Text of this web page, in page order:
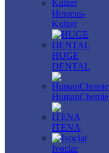
Heraeus-
Kulzer
HUGE
DENTAL
HumanChemie
ITENA
Ivoclar